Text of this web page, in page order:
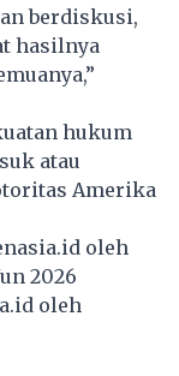
berdiskusi,
hasilnya
hukum
atau
Amerika
oleh
2026
oleh